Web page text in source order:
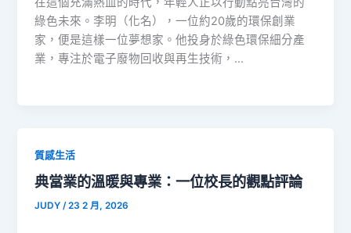
綠色未來。李明（化名），一位約20歲的環保創業
家，便是這樣一位夢想家。他投身於綠色環保細分產
業，專注於電子廢物回收與再生技術，…
質感生活
典當業的溫暖與專業：一位校長的觀點評論
JUDY/23 2 月, 2026